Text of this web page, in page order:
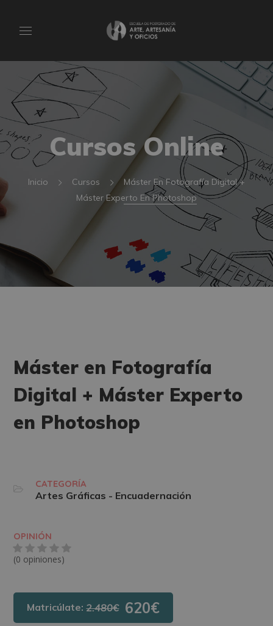
Cursos Online
Inicio Cursos
Máster En Fotografía Digital +
Máster Experto En Photoshop
Máster en Fotografía
Digital + Máster Experto
en Photoshop
CATEGORÍA
Artes Gráficas - Encuadernación
OPINIÓN
(0 opiniones)
Matricúlate:2.480€ 620€